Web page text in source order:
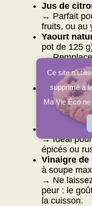
Jus de
→ Parfait
fruits, ou au
Yaourt
pot de 125
→
matière
moelleux.
Compote
ajouté(2 c.
→ Apporte
ce qu’il faut
(1 à 2
→ Idéal pour
épicés ou
Vinaigre
à soupe
→ Ne
peur : le
la cuisson.
Ce site
supprimé à
Ma Vie Éco